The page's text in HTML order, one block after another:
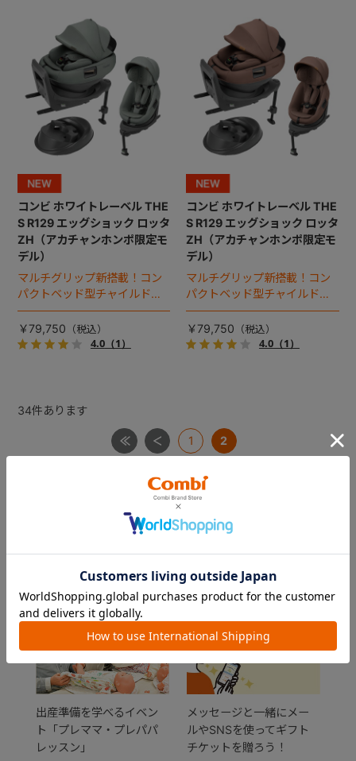
コンビ ホワイトレーベル THE
S R129 エッグショック ロッタ
ZH（アカチャンホンポ限定モ
デル）
マルチグリップ新搭載！コン
パクトベッド型チャイルドシ
ート（2026年モデル）。
￥79,750
4.0（1）
コンビ ホワイトレーベル THE
S R129 エッグショック ロッタ
ZH（アカチャンホンポ限定モ
デル）
マルチグリップ新搭載！コン
パクトベッド型チャイルドシ
ート（2026年モデル）。
￥79,750
4.0（1）
34件あります
1 2
FEATURE
出産準備を学べるイベン
ト「プレママ・プレパパ
レッスン」
メッセージと一緒にメー
ルやSNSを使ってギフト
チケットを贈ろう！